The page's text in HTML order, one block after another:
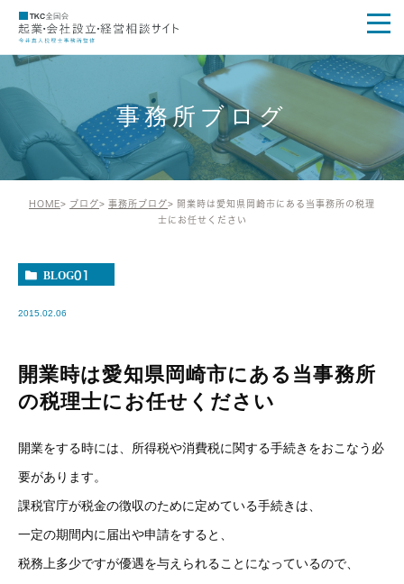
事務所ブログ
HOME ブログ 事務所ブログ
開業時は愛知県岡崎市にある当事務所の税理
士にお任せください
BLOG01
2015.02.06
開業時は愛知県岡崎市にある当事務所
の税理士にお任せください
開業をする時には、所得税や消費税に関する手続きをおこなう必
要があります。
課税官庁が税金の徴収のために定めている手続きは、
一定の期間内に届出や申請をすると、
税務上多少ですが優遇を与えられることになっているので、